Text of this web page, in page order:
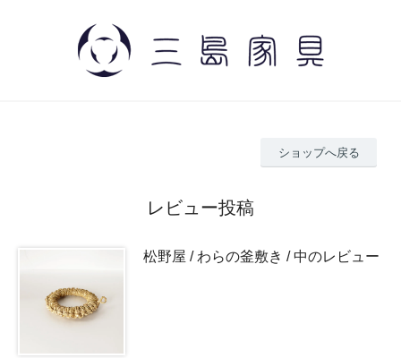
ショップへ戻る
レビュー投稿
松野屋 / わらの釜敷き / 中のレビュー